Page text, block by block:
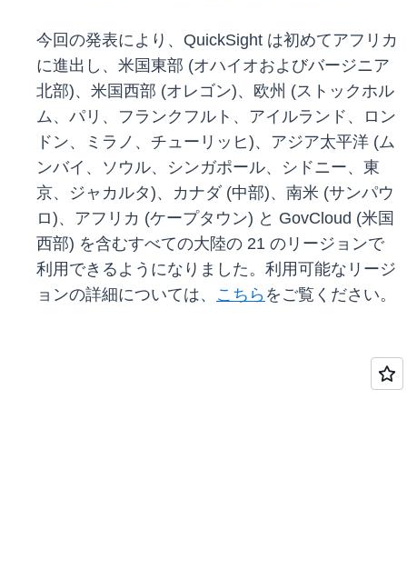
今回の発表により、QuickSight は初めてアフリカ
に進出し、米国東部 (オハイオおよびバージニア
北部)、米国西部 (オレゴン)、欧州 (ストックホル
ム、パリ、フランクフルト、アイルランド、ロン
ドン、ミラノ、チューリッヒ)、アジア太平洋 (ム
ンバイ、ソウル、シンガポール、シドニー、東
京、ジャカルタ)、カナダ (中部)、南米 (サンパウ
ロ)、アフリカ (ケープタウン) と GovCloud (米国
西部) を含むすべての大陸の 21 のリージョンで
利用できるようになりました。利用可能なリージ
ョンの詳細については、 こちら をご覧ください。